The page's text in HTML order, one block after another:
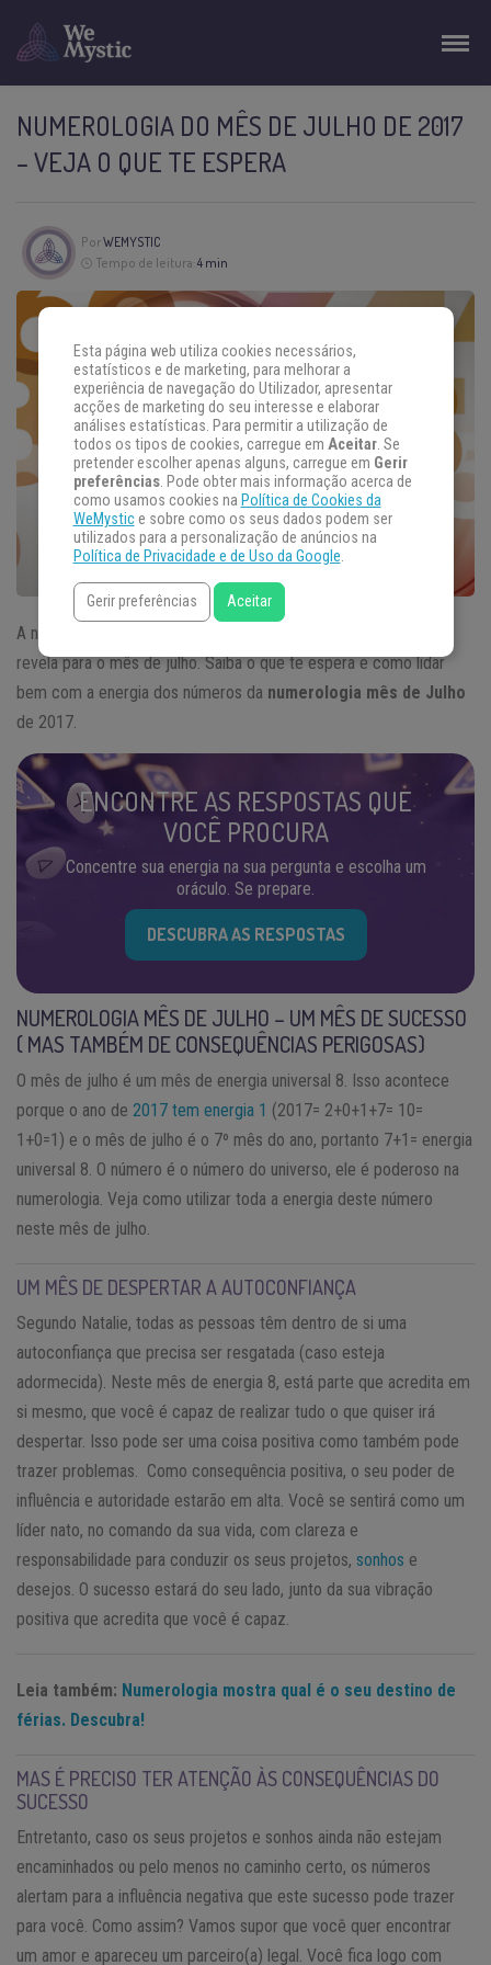
NUMEROLOGIA DO MÊS DE JULHO DE 2017
– VEJA O QUE TE ESPERA
PorWEMYSTIC
Tempo de leitura:4 min
A numeróloga Natalie Pescetti mostra o que a
revela para o mês de julho. Saiba o que te espera e como lidar
bem com a energia dos números da numerologia mês de Julho
de 2017.
ENCONTRE AS RESPOSTAS QUE
VOCÊ PROCURA
Concentre sua energia na sua pergunta e escolha um
oráculo. Se prepare.
DESCUBRA AS RESPOSTAS
NUMEROLOGIA MÊS DE JULHO – UM MÊS DE SUCESSO
( MAS TAMBÉM DE CONSEQUÊNCIAS PERIGOSAS)
O mês de julho é um mês de energia universal 8. Isso acontece
porque o ano de 2017 tem energia 1 (2017= 2+0+1+7= 10=
1+0=1) e o mês de julho é o 7º mês do ano, portanto 7+1= energia
universal 8. O número é o número do universo, ele é poderoso na
numerologia. Veja como utilizar toda a energia deste número
neste mês de julho.
UM MÊS DE DESPERTAR A AUTOCONFIANÇA
Segundo Natalie, todas as pessoas têm dentro de si uma
autoconfiança que precisa ser resgatada (caso esteja
adormecida). Neste mês de energia 8, está parte que acredita em
si mesmo, que você é capaz de realizar tudo o que quiser irá
despertar. Isso pode ser uma coisa positiva como também pode
trazer problemas. Como consequência positiva, o seu poder de
influência e autoridade estarão em alta. Você se sentirá como um
líder nato, no comando da sua vida, com clareza e
responsabilidade para conduzir os seus projetos, sonhos e
desejos. O sucesso estará do seu lado, junto da sua vibração
positiva que acredita que você é capaz.
Leia também: Numerologia mostra qual é o seu destino de
férias. Descubra!
MAS É PRECISO TER ATENÇÃO ÀS CONSEQUÊNCIAS DO
SUCESSO
Entretanto, caso os seus projetos e sonhos ainda não estejam
encaminhados ou pelo menos no caminho certo, os números
alertam para a influência negativa que este sucesso pode trazer
para você. Como assim? Vamos supor que você quer encontrar
um amor e apareceu um parceiro(a) legal. Você fica logo com
Esta página web utiliza cookies necessários,
estatísticos e de marketing, para melhorar a
experiência de navegação do Utilizador, apresentar
acções de marketing do seu interesse e elaborar
análises estatísticas. Para permitir a utilização de
todos os tipos de cookies, carregue em Aceitar. Se
pretender escolher apenas alguns, carregue em Gerir
preferências. Pode obter mais informação acerca de
como usamos cookies na Política de Cookies da
WeMystice sobre como os seus dados podem ser
utilizados para a personalização de anúncios na
Política de Privacidade e de Uso da Google.
Gerir preferências Aceitar